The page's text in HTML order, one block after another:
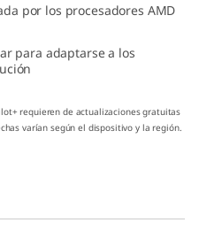
por los procesadores AMD
para adaptarse a los
requieren de actualizaciones gratuitas
varían según el dispositivo y la región.